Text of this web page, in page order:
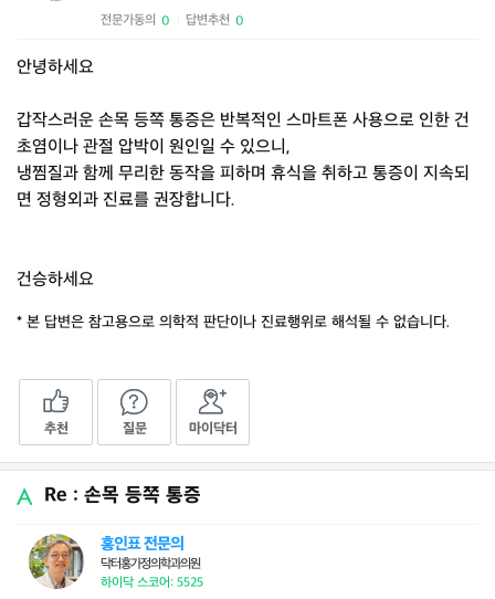
전문가동의 0 답변추천 0
안녕하세요
갑작스러운 손목 등쪽 통증은 반복적인 스마트폰 사용으로 인한 건
초염이나 관절 압박이 원인일 수 있으니,
냉찜질과 함께 무리한 동작을 피하며 휴식을 취하고 통증이 지속되
면 정형외과 진료를 권장합니다.
건승하세요
* 본 답변은 참고용으로 의학적 판단이나 진료행위로 해석될 수 없습니다.
추천 질문 마이닥터
Re : 손목 등쪽 통증
홍인표 전문의
닥터홍가정의학과의원
하이닥 스코어: 5525